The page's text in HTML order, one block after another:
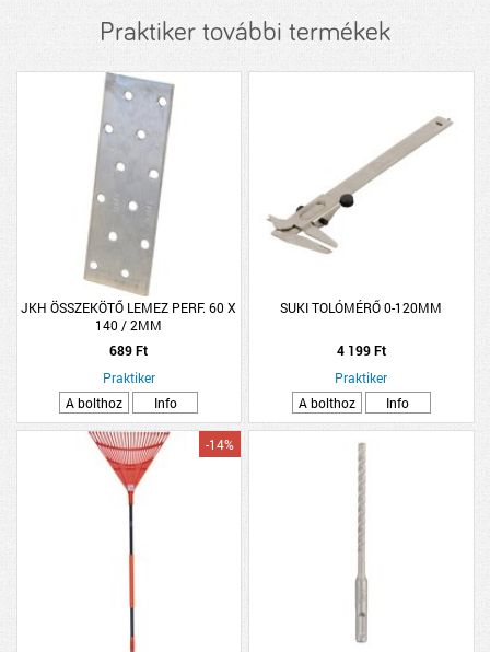
Praktiker további termékek
JKH ÖSSZEKÖTŐ LEMEZ PERF. 60 X
140 / 2MM
689 Ft
Praktiker
A bolthoz
Info
SUKI TOLÓMÉRŐ 0-120MM
4 199 Ft
Praktiker
A bolthoz
Info
-14%